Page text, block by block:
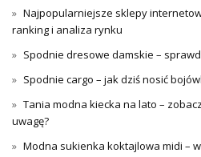
Najpopularniejsze sklepy
ranking i analiza rynku
Spodnie dresowe damskie –
Spodnie cargo – jak dziś nosić
Tania modna kiecka na lato –
uwagę?
Modna sukienka koktajlowa midi –